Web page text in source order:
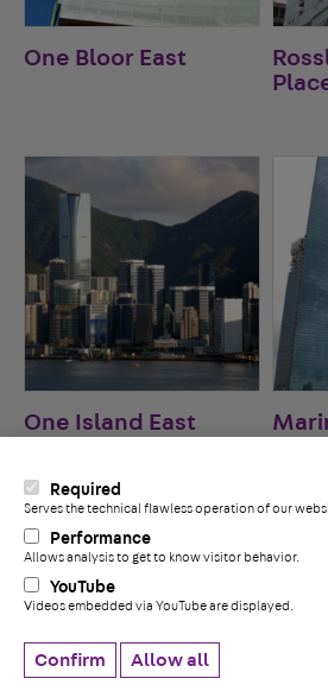
Required
Serves the technical flawless operation of our
Performance
Allows analysis to get to know visitor behavior.
YouTube
Videos embedded via YouTube are displayed.
Confirm Allow all
One Bloor East
One Island East
Whistleblower information